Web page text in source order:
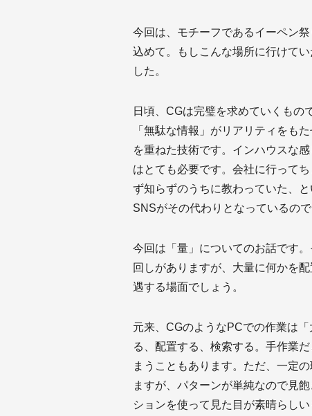
今回は、モチーフであるイーペン
込めて。もしこんな場所に行けて
した。
日頃、CGは完璧を求めていくもの
「無駄な情報」がリアリティをも
を重ねた技術です。インハウスな
はとても必要です。会社に行って
ず知らずのうちに教わっていた、
SNSがその代わりとなっているので
今回は「量」についてのお話です
回しがありますが、大量に何かを
遇する場面でしょう。
元来、CGのようなPCでの作業は
る、配置する、検索する。手作業
まうこともあります。ただ、一定
ますが、パターンが単純なので見
ションを使って見た目が素晴らし